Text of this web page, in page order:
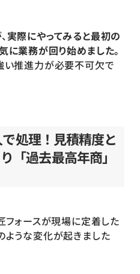
実際にやってみると最初の
に業務が回り始めました。
い推進力が必要不可欠で
処理！見積精度と
「過去最高年商」
フォースが現場に定着した
ような変化が起きました